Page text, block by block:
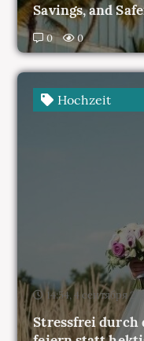
Hochzeit
14:54, 4 сентября
Stressfrei durch
feiern statt
0 0